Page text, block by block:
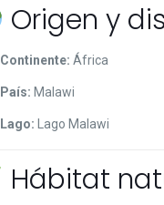
Origen y
Continente: África
País: Malawi
Lago: Lago Malawi
Hábitat